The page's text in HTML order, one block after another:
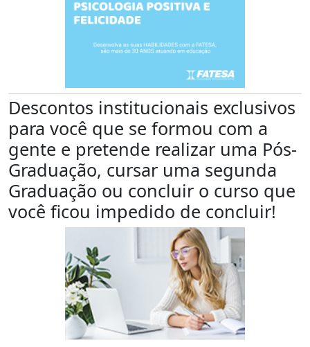
Descontos institucionais exclusivos
para você que se formou com a
gente e pretende realizar uma Pós-
Graduação, cursar uma segunda
Graduação ou concluir o curso que
você ficou impedido de concluir!